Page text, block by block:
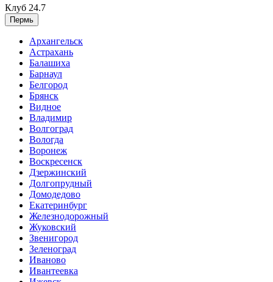
Клуб 24.7
Пермь
Архангельск
Астрахань
Балашиха
Барнаул
Белгород
Брянск
Видное
Владимир
Волгоград
Вологда
Воронеж
Воскресенск
Дзержинский
Долгопрудный
Домодедово
Екатеринбург
Железнодорожный
Жуковский
Звенигород
Зеленоград
Иваново
Ивантеевка